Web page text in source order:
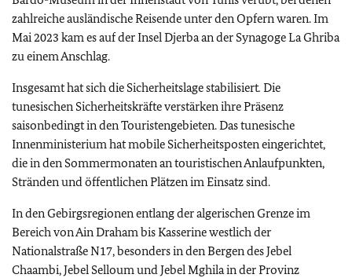
zahlreiche ausländische Reisende unter den Opfern waren. Im
Mai 2023 kam es auf der Insel Djerba an der Synagoge La Ghriba
zu einem Anschlag.
Insgesamt hat sich die Sicherheitslage stabilisiert. Die
tunesischen Sicherheitskräfte verstärken ihre Präsenz
saisonbedingt in den Touristengebieten. Das tunesische
Innenministerium hat mobile Sicherheitsposten eingerichtet,
die in den Sommermonaten an touristischen Anlaufpunkten,
Stränden und öffentlichen Plätzen im Einsatz sind.
In den Gebirgsregionen entlang der algerischen Grenze im
Bereich von Ain Draham bis Kasserine westlich der
Nationalstraße N17, besonders in den Bergen des Jebel
Chaambi, Jebel Selloum und Jebel Mghila in der Provinz